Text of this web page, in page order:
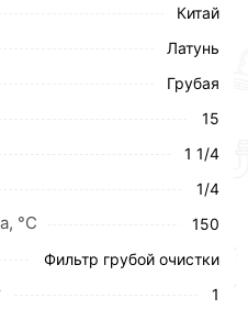
Китай
Латунь
Грубая
15
1 1/4
1/4
°С 150
Фильтр грубой очистки
1